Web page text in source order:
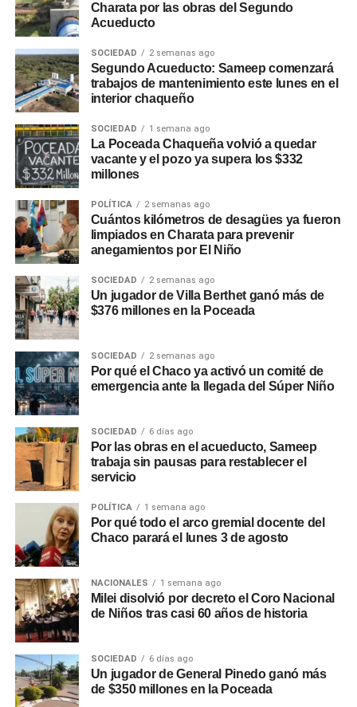
Charata por las obras del Segundo
Acueducto
SOCIEDAD 2 semanas ago
Segundo Acueducto: Sameep comenzará
trabajos de mantenimiento este lunes en el
interior chaqueño
SOCIEDAD 1 semana ago
La Poceada Chaqueña volvió a quedar
vacante y el pozo ya supera los $332
millones
POLÍTICA 2 semanas ago
Cuántos kilómetros de desagües ya fueron
limpiados en Charata para prevenir
anegamientos por El Niño
SOCIEDAD 2 semanas ago
Un jugador de Villa Berthet ganó más de
$376 millones en la Poceada
SOCIEDAD 2 semanas ago
Por qué el Chaco ya activó un comité de
emergencia ante la llegada del Súper Niño
SOCIEDAD 6 días ago
Por las obras en el acueducto, Sameep
trabaja sin pausas para restablecer el
servicio
POLÍTICA 1 semana ago
Por qué todo el arco gremial docente del
Chaco parará el lunes 3 de agosto
NACIONALES 1 semana ago
Milei disolvió por decreto el Coro Nacional
de Niños tras casi 60 años de historia
SOCIEDAD 6 días ago
Un jugador de General Pinedo ganó más
de $350 millones en la Poceada